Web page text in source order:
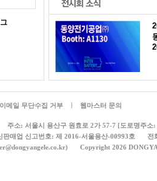
이메일 무단수집 거부 웹마스터 문의
주소: 서울시 용산구 원효로 2가 57-7 [도로명주
판매업 신고번호: 제 2016-서울용산-00993호
전
Copyright 2026